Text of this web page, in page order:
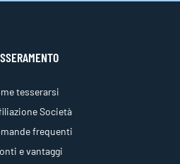
tesserarsi
Società
frequenti
e vantaggi